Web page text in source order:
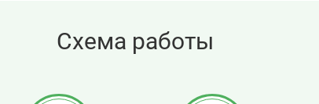
Схема работы